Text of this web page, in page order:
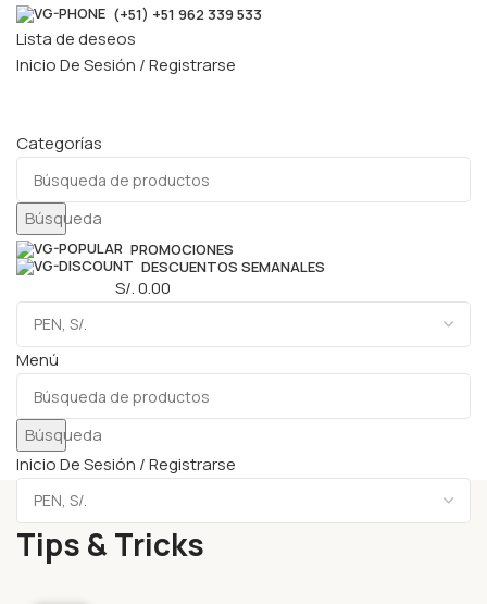
(+51) +51 962 339 533
Lista de deseos
Inicio De Sesión / Registrarse
Categorías
Búsqueda
PROMOCIONES
DESCUENTOS SEMANALES
S/.0.00
Menú
Búsqueda
Inicio De Sesión / Registrarse
Tips & Tricks